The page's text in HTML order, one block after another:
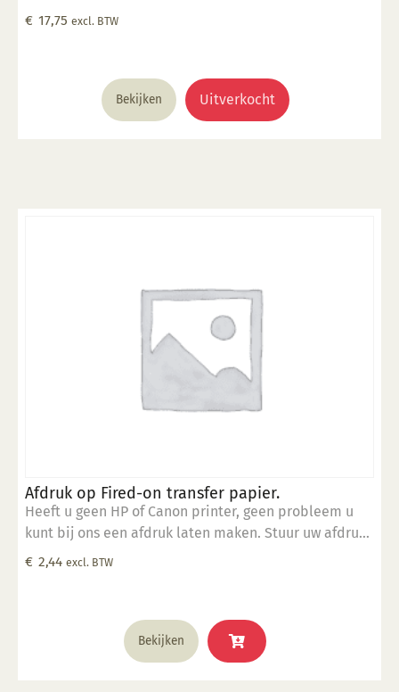
€ 17,75 excl. BTW
Bekijken Uitverkocht
Afdruk op Fired-on transfer papier.
Heeft u geen HP of Canon printer, geen probleem u
kunt bij ons een afdruk laten maken. Stuur uw afdruk
in pdf formaat naar ons email adres en bestel dit
€ 2,44 excl. BTW
Bekijken